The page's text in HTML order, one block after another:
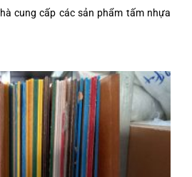
cung cấp các sản phẩm tấm nhựa